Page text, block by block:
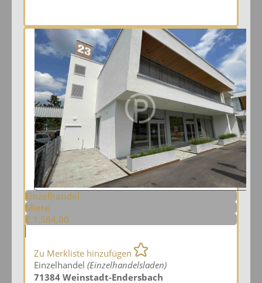
Einzelhandel
Miete
€ 1.584,00
Zu Merkliste hinzufügen
Einzelhandel (Einzelhandelsladen)
71384 Weinstadt-Endersbach